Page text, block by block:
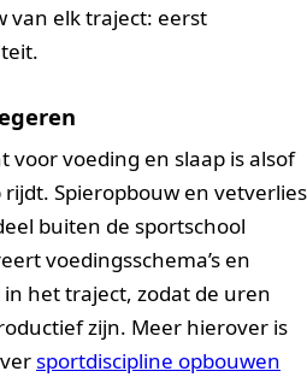
van elk traject: eerst
voor voeding en slaap is alsof
Spieropbouw en vetverlies
buiten de sportschool
voedingsschema’s en
het traject, zodat de uren
zijn. Meer hierover is
sportdiscipline opbouwen